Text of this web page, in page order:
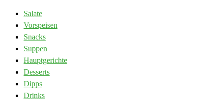
Salate
Vorspeisen
Snacks
Suppen
Hauptgerichte
Desserts
Dipps
Drinks